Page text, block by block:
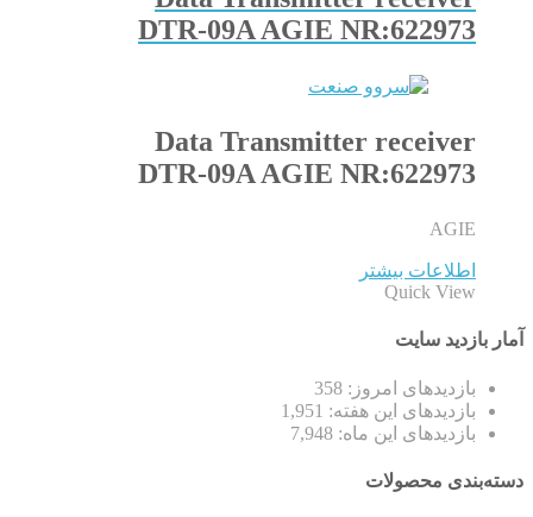
DTR-09A AGIE NR:622973
Data Transmitter receiver
DTR-09A AGIE NR:622973
AGIE
اطلاعات بیشتر
Quick View
آمار بازدید سایت
بازدیدهای امروز: 358
بازدیدهای این هفته: 1,951
بازدیدهای این ماه: 7,948
دسته‌بندی محصولات